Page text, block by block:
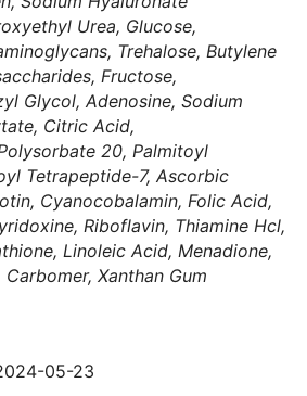
Urea, Glucose,
Trehalose, Butylene
Fructose,
Glycol, Adenosine, Sodium
Citric Acid,
20, Palmitoyl
Tetrapeptide-7, Ascorbic
Cyanocobalamin, Folic Acid,
Riboflavin, Thiamine Hcl,
Linoleic Acid, Menadione,
Xanthan Gum
05-23